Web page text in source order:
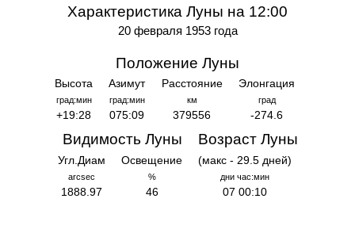
Характеристика Луны на 12:00
20 февраля 1953 года
Положение Луны
Высота
град:мин
+19:28
Азимут
град:мин
075:09
Расстояние
км
379556
Элонгация
град
-274.6
Видимость Луны
Угл.Диам
arcsec
1888.97
Освещение
%
46
Возраст Луны
(макс - 29.5 дней)
дни час:мин
07 00:10